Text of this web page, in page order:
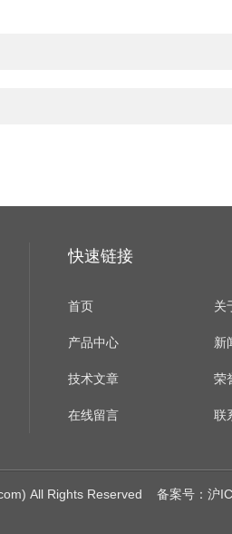
快速链接
首页 关
产品中心 新
技术文章 荣
在线留言 联
All Rights Reserved 备案号：沪